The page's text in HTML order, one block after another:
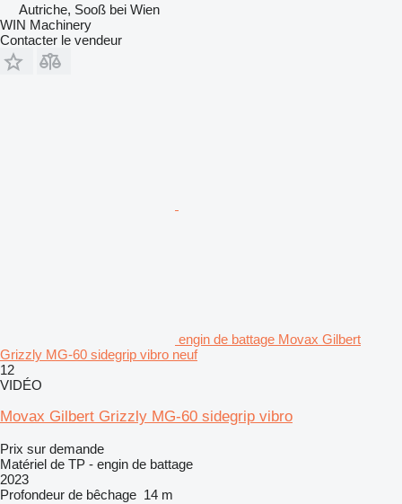
Autriche, Sooß bei Wien
WIN Machinery
Contacter le vendeur
engin de battage Movax Gilbert
Grizzly MG-60 sidegrip vibro neuf
12
VIDÉO
Movax Gilbert Grizzly MG-60 sidegrip vibro
Prix sur demande
Matériel de TP - engin de battage
2023
Profondeur de bêchage 14 m